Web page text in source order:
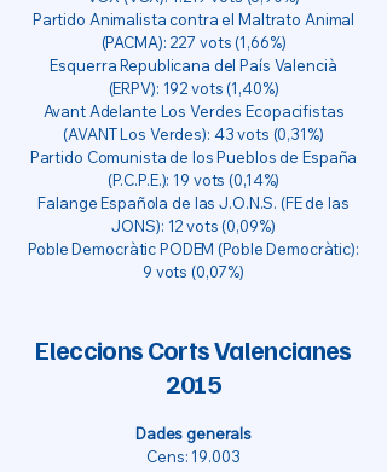
Partido Animalista contra el Maltrato Animal
(PACMA): 227 vots (1,66%)
Esquerra Republicana del País Valencià
(ERPV): 192 vots (1,40%)
Avant Adelante Los Verdes Ecopacifistas
(AVANT Los Verdes): 43 vots (0,31%)
Partido Comunista de los Pueblos de España
(P.C.P.E.): 19 vots (0,14%)
Falange Española de las J.O.N.S. (FE de las
JONS): 12 vots (0,09%)
Poble Democràtic PODEM (Poble Democràtic):
9 vots (0,07%)
Eleccions Corts Valencianes
2015
Dades generals
Cens: 19.003